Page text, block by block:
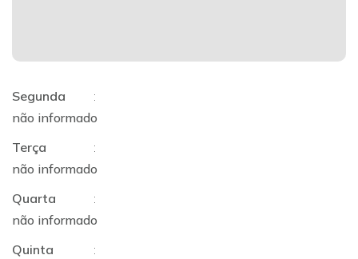
Segunda
:
não informado
Terça
:
não informado
Quarta
:
não informado
Quinta
: